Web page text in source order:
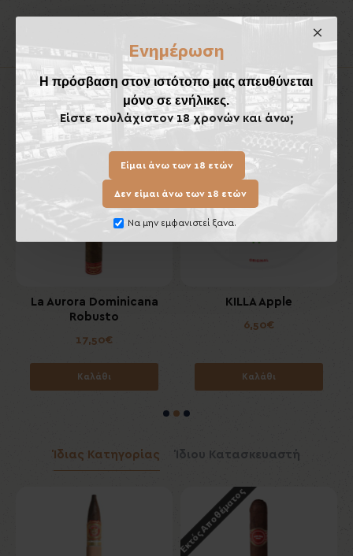
Ενημέρωση
Η πρόσβαση στον ιστότοπο μας απευθύνεται
μόνο σε ενήλικες.
Είστε τουλάχιστον 18 χρονών και άνω;
Είμαι άνω των 18 ετών
Δεν είμαι άνω των 18 ετών
Να μην εμφανιστεί ξανα.
Προϊόντα που Ταιριάζουν Έχουν Αγορασθεί
La Aurora Dominicana
Robusto
17,50€
Καλάθι
KILLA Apple
6,50€
Καλάθι
Ίδιας Κατηγορίας Ίδιου Κατασκευαστή
Εκτός Αποθέματος